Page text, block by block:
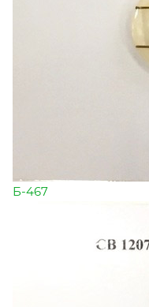
Б-467